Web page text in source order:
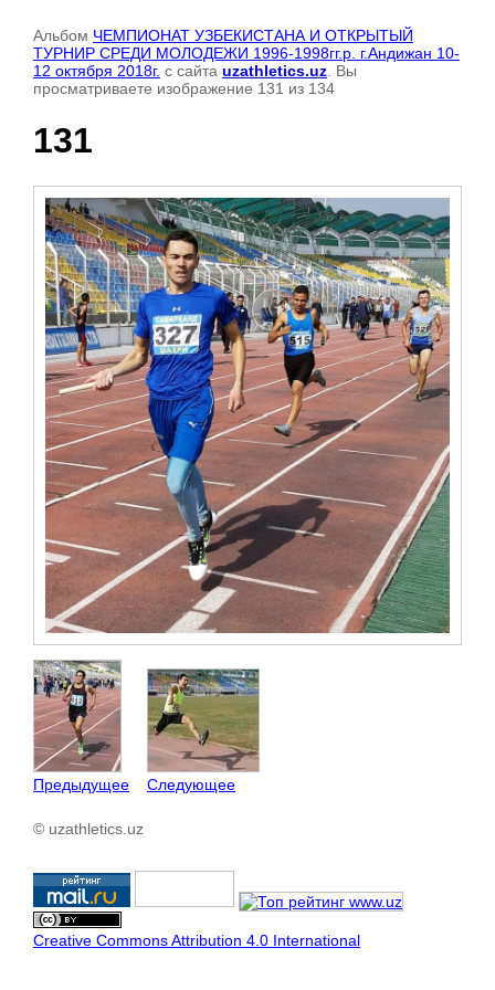
Альбом ЧЕМПИОНАТ УЗБЕКИСТАНА И ОТКРЫТЫЙ
ТУРНИР СРЕДИ МОЛОДЕЖИ 1996-1998гг.р. г.Андижан 10-
12 октября 2018г. с сайта uzathletics.uz . Вы
просматриваете изображение 131 из 134
131
Предыдущее Следующее
© uzathletics.uz
Creative Commons Attribution 4.0 International